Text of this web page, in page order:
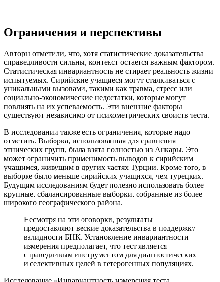
Ограничения и перспективы
Авторы отметили, что, хотя статистические доказательства
справедливости сильны, контекст остается важным фактором.
Статистическая инвариантность не стирает реальность жизни
испытуемых. Сирийские учащиеся могут сталкиваться с
уникальными вызовами, такими как травма, стресс или
социально-экономические недостатки, которые могут
повлиять на их успеваемость. Эти внешние факторы
существуют независимо от психометрических свойств теста.
В исследовании также есть ограничения, которые надо
отметить. Выборка, использованная для сравнения
этнических групп, была взята полностью из Анкары. Это
может ограничить применимость выводов к сирийским
учащимся, живущим в других частях Турции. Кроме того, в
выборке было меньше сирийских учащихся, чем турецких.
Будущим исследованиям будет полезно использовать более
крупные, сбалансированные выборки, собранные из более
широкого географического района.
Несмотря на эти оговорки, результаты
предоставляют веские доказательства в поддержку
валидности БНК. Установление инвариантности
измерения предполагает, что тест является
справедливым инструментом для диагностических
и селективных целей в гетерогенных популяциях.